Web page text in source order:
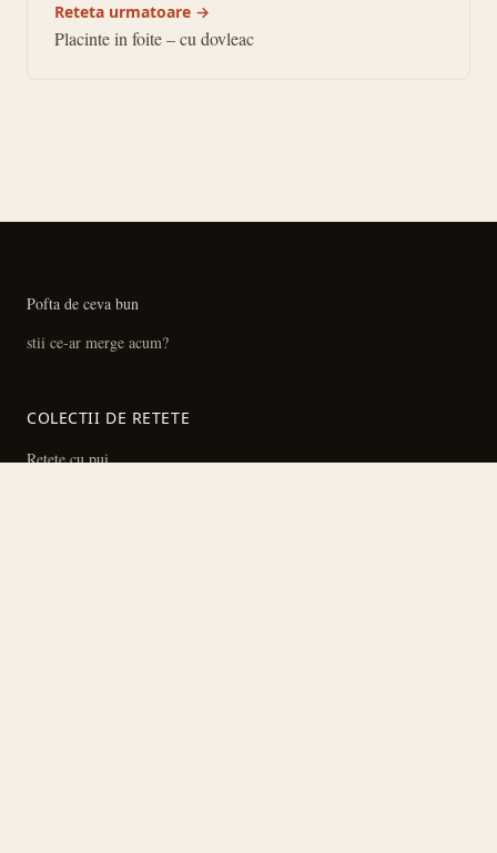
Reteta urmatoare →
Placinte in foite – cu dovleac
Pofta de ceva bun
stii ce-ar merge acum?
COLECTII DE RETETE
Retete cu pui